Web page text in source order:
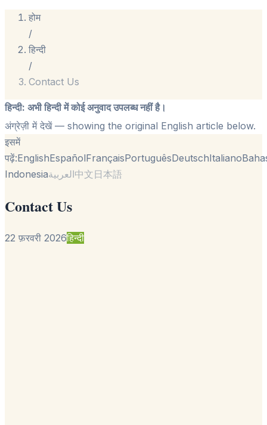
होम
/
हिन्दी
/
Contact Us
हिन्दी: अभी हिन्दी में कोई अनुवाद उपलब्ध नहीं है।
अंग्रेज़ी में देखें— showing the original English article below.
इसमें
पढ़ें:EnglishEspañolFrançaisPortuguêsDeutschItaliano
Indonesiaالعربية中文日本語
Contact Us
22 फ़रवरी 2026हिन्दी